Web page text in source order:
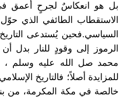
بل هو انعكاسٌ لجرحٍ أعمق
الاستقطاب الطائفي الذي
السياسي.فحين يُستدعى
الرموز إلى وقودٍ للنار
محمد صل الله عليه وسلم ،
للمزايدة أصلاً؛ فالتاريخ
خالصة في مكة المكرمة، من